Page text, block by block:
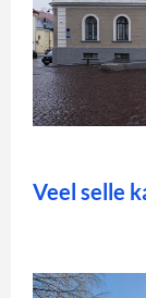
Veel selle